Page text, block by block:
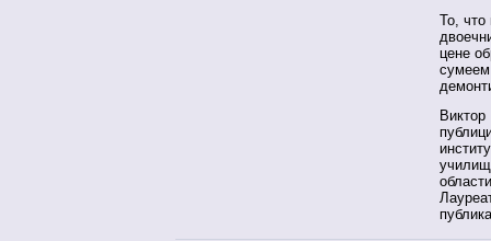
То, что
цене
сумеем